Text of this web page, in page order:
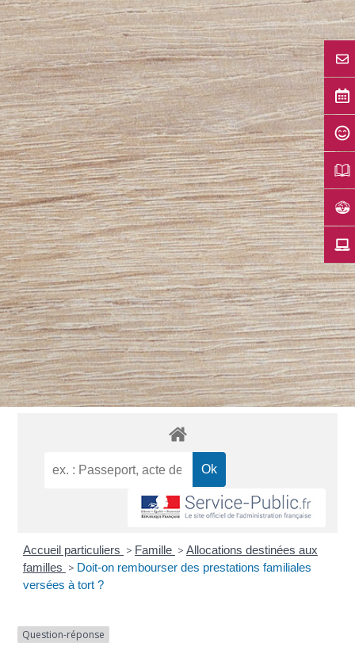
Accueil particuliers > Famille > Allocations destinées aux
familles > Doit-on rembourser des prestations familiales
versées à tort ?
Question-réponse